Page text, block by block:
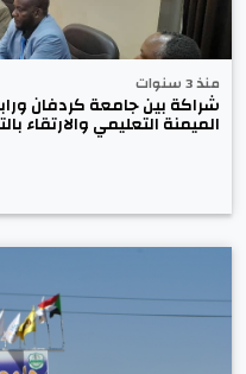
منذ 3 سنوات
شراكة بين جامعة كردفان
الميمنة التعليمي والارتقاء